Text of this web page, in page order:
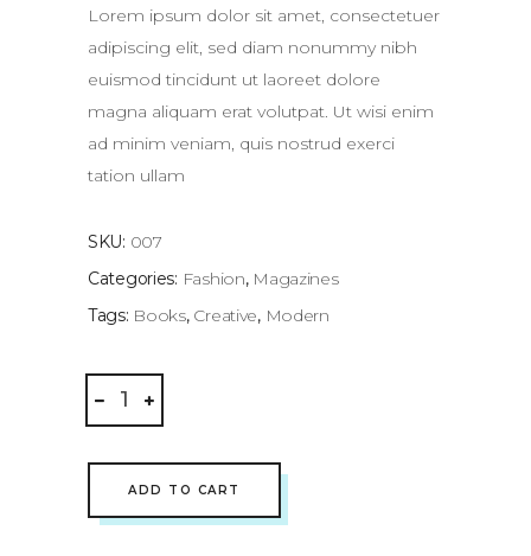
on
rating
Lorem ipsum dolor sit amet, consectetuer
adipiscing elit, sed diam nonummy nibh
euismod tincidunt ut laoreet dolore
magna aliquam erat volutpat. Ut wisi enim
ad minim veniam, quis nostrud exerci
tation ullam
SKU: 007
Categories: Fashion, Magazines
Tags: Books, Creative, Modern
Mark
Volume
quantityADD TO CART